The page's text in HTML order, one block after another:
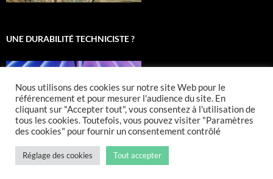
UNE DURABILITÉ TECHNICISTE ?
Nous utilisons des cookies sur notre site Web pour le
référencement et pour mesurer l'audience du site. En
cliquant sur "Accepter tout", vous consentez à l'utilisation de
tous les cookies. Toutefois, vous pouvez visiter "Paramètres
des cookies" pour fournir un consentement contrôlé
Réglage des cookies Tout accepter